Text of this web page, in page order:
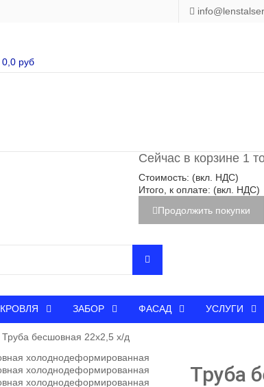
0,0 руб
Сейчас в корзине 1
Стоимость: (вкл. НДС)
Итого, к оплате: (вкл. НДС)
Продолжить покупки
КРОВЛЯ ЗАБОР ФАСАД УСЛУГИ
Труба бесшовная 22х2,5 х/д
Труба